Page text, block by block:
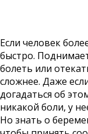
Если человек
быстро.
болеть или
сложнее. Даже
догадаться об
никакой боли, у
Но знать о